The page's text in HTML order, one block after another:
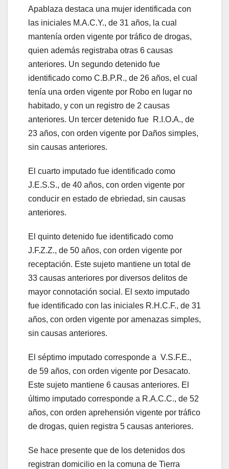
Apablaza destaca una mujer identificada con
las iniciales M.A.C.Y., de 31 años, la cual
mantenía orden vigente por tráfico de drogas,
quien además registraba otras 6 causas
anteriores. Un segundo detenido fue
identificado como C.B.P.R., de 26 años, el cual
tenía una orden vigente por Robo en lugar no
habitado, y con un registro de 2 causas
anteriores. Un tercer detenido fue R.I.O.A., de
23 años, con orden vigente por Daños simples,
sin causas anteriores.
El cuarto imputado fue identificado como
J.E.S.S., de 40 años, con orden vigente por
conducir en estado de ebriedad, sin causas
anteriores.
El quinto detenido fue identificado como
J.F.Z.Z., de 50 años, con orden vigente por
receptación. Este sujeto mantiene un total de
33 causas anteriores por diversos delitos de
mayor connotación social. El sexto imputado
fue identificado con las iniciales R.H.C.F., de 31
años, con orden vigente por amenazas simples,
sin causas anteriores.
El séptimo imputado corresponde a V.S.F.E.,
de 59 años, con orden vigente por Desacato.
Este sujeto mantiene 6 causas anteriores. El
último imputado corresponde a R.A.C.C., de 52
años, con orden aprehensión vigente por tráfico
de drogas, quien registra 5 causas anteriores.
Se hace presente que de los detenidos dos
registran domicilio en la comuna de Tierra